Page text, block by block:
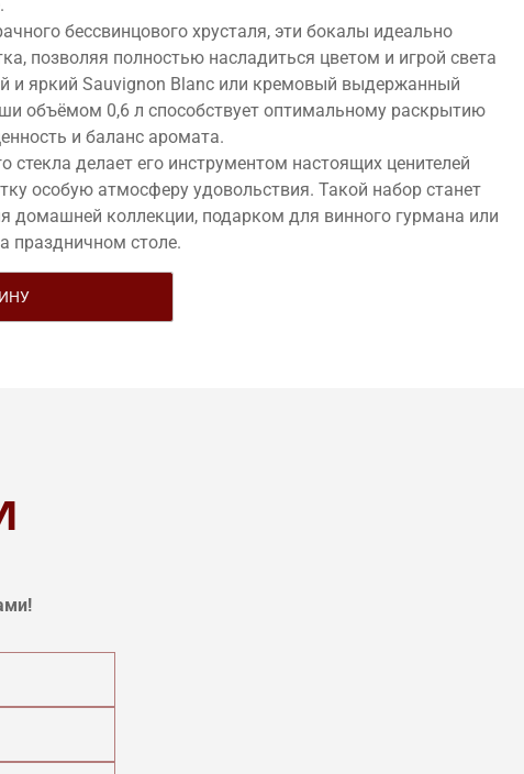
бессвинцового хрусталя, эти бокалы идеально
позволяя полностью насладиться цветом и игрой света
и яркий Sauvignon Blanc или кремовый выдержанный
объёмом 0,6 л способствует оптимальному раскрытию
и баланс аромата.
стекла делает его инструментом настоящих ценителей
особую атмосферу удовольствия. Такой набор станет
коллекции, подарком для винного гурмана или
праздничном столе.